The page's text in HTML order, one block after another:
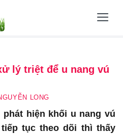
lý triệt để u nang vú
LONG
phát hiện khối u nang vú
tục theo dõi thì thấy